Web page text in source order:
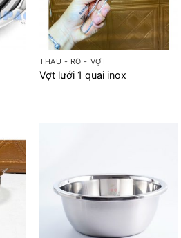
THAU - RỔ - VỢT
Vợt lưới 1 quai inox